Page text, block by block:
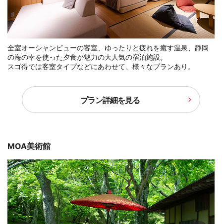
全室オーシャンビューの客室、ゆったりと疲れを癒す温泉、静岡
の海の幸を使った夕食が魅力の大人気の宿泊施設。
スゴ得では客室タイプなどにあわせて、様々なプランあり。
プラン詳細を見る
MOA美術館